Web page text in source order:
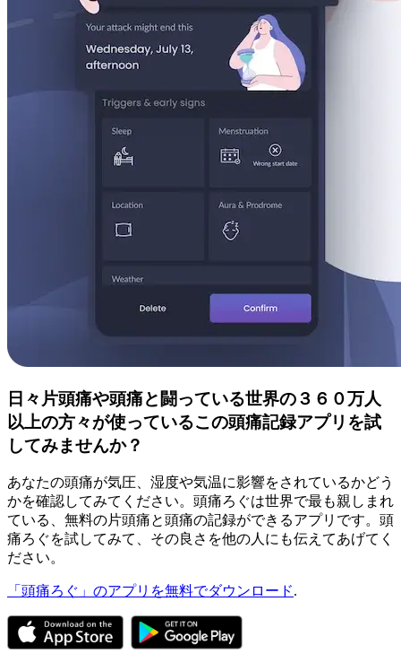
日々片頭痛や頭痛と闘っている世界の３６０万人
以上の方々が使っているこの頭痛記録アプリを試
してみませんか？
あなたの頭痛が気圧、湿度や気温に影響をされているかどう
かを確認してみてください。頭痛ろぐは世界で最も親しまれ
ている、無料の片頭痛と頭痛の記録ができるアプリです。頭
痛ろぐを試してみて、その良さを他の人にも伝えてあげてく
ださい。
「頭痛ろぐ」のアプリを無料でダウンロード.